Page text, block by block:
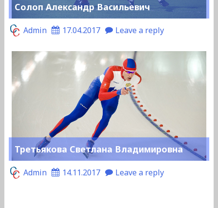
Солоп Александр Васильевич
Admin 17.04.2017 Leave a reply
Третьякова Светлана Владимировна
Admin 14.11.2017 Leave a reply